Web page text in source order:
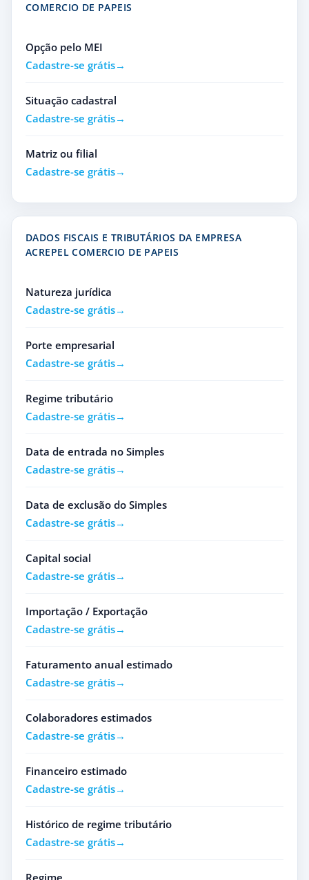
COMERCIO DE PAPEIS
Opção pelo MEI
Cadastre-se grátis
Situação cadastral
Cadastre-se grátis
Matriz ou filial
Cadastre-se grátis
DADOS FISCAIS E TRIBUTÁRIOS DA EMPRESA
ACREPEL COMERCIO DE PAPEIS
Natureza jurídica
Cadastre-se grátis
Porte empresarial
Cadastre-se grátis
Regime tributário
Cadastre-se grátis
Data de entrada no Simples
Cadastre-se grátis
Data de exclusão do Simples
Cadastre-se grátis
Capital social
Cadastre-se grátis
Importação / Exportação
Cadastre-se grátis
Faturamento anual estimado
Cadastre-se grátis
Colaboradores estimados
Cadastre-se grátis
Financeiro estimado
Cadastre-se grátis
Histórico de regime tributário
Cadastre-se grátis
Regime